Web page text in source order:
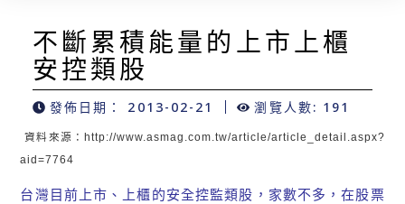
不斷累積能量的上市上櫃
安控類股
發佈日期： 2013-02-21 瀏覽人數: 191
資料來源：http://www.asmag.com.tw/article/article_detail.aspx?
aid=7764
台灣目前上市、上櫃的安全控監類股，家數不多，在股票